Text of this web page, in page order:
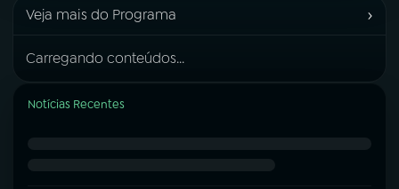
Veja mais do Programa ›
Carregando conteúdos...
Notícias Recentes